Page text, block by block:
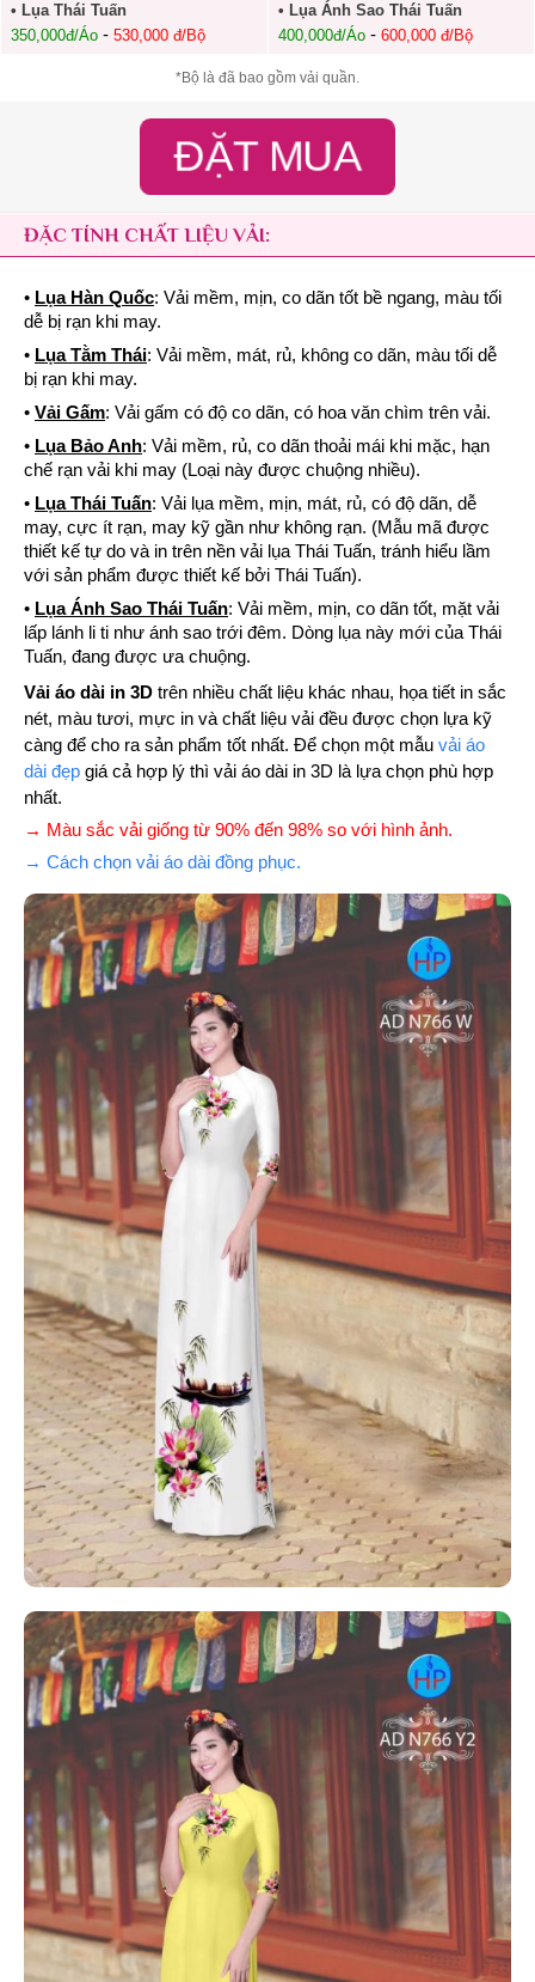
• Lụa Thái Tuấn
350,000đ/Áo - 530,000 đ/Bộ
• Lụa Ánh Sao Thái Tuấn
400,000đ/Áo- 600,000 đ/Bộ
*Bộ là đã bao gồm vải quần.
ĐẶT MUA
ĐẶC TÍNH CHẤT LIỆU VẢI:
• Lụa Hàn Quốc: Vải mềm, mịn, co dãn tốt bề ngang, màu tối
dễ bị rạn khi may.
• Lụa Tằm Thái: Vải mềm, mát, rủ, không co dãn, màu tối dễ
bị rạn khi may.
• Vải Gấm: Vải gấm có độ co dãn, có hoa văn chìm trên vải.
• Lụa Bảo Anh: Vải mềm, rủ, co dãn thoải mái khi mặc, hạn
chế rạn vải khi may (Loại này được chuộng nhiều).
• Lụa Thái Tuấn: Vải lụa mềm, mịn, mát, rủ, có độ dãn, dễ
may, cực ít rạn, may kỹ gần như không rạn. (Mẫu mã được
thiết kế tự do và in trên nền vải lụa Thái Tuấn, tránh hiểu lầm
với sản phẩm được thiết kế bởi Thái Tuấn).
• Lụa Ánh Sao Thái Tuấn: Vải mềm, mịn, co dãn tốt, mặt vải
lấp lánh li ti như ánh sao trới đêm. Dòng lụa này mới của Thái
Tuấn, đang được ưa chuộng.
Vải áo dài in 3D trên nhiều chất liệu khác nhau, họa tiết in sắc
nét, màu tươi, mực in và chất liệu vải đều được chọn lựa kỹ
càng để cho ra sản phẩm tốt nhất. Để chọn một mẫu vải áo
dài đẹp giá cả hợp lý thì vải áo dài in 3D là lựa chọn phù hợp
nhất.
→ Màu sắc vải giống từ 90% đến 98% so với hình ảnh.
→ Cách chọn vải áo dài đồng phục.